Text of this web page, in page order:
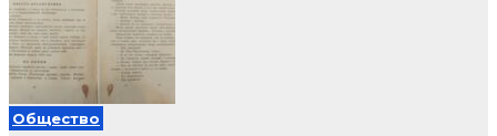
Общество